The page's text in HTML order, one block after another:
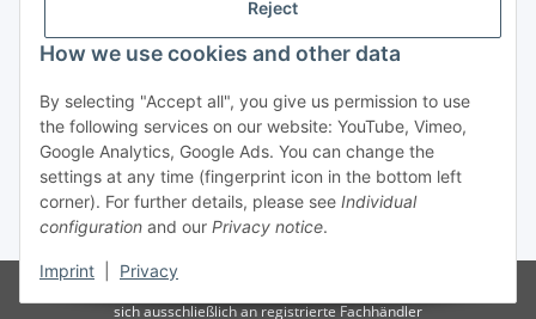
Reject
How we use cookies and other data
By selecting "Accept all", you give us permission to use
the following services on our website: YouTube, Vimeo,
Google Analytics, Google Ads. You can change the
settings at any time (fingerprint icon in the bottom left
corner). For further details, please see Individual
configuration and our Privacy notice.
Imprint Privacy
Withdraw contract
* All prices incl. VAT
sich ausschließlich an registrierte Fachhändler